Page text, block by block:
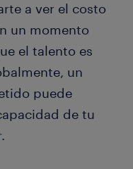
a ver el costo
un momento
el talento es
un
puede
de tu